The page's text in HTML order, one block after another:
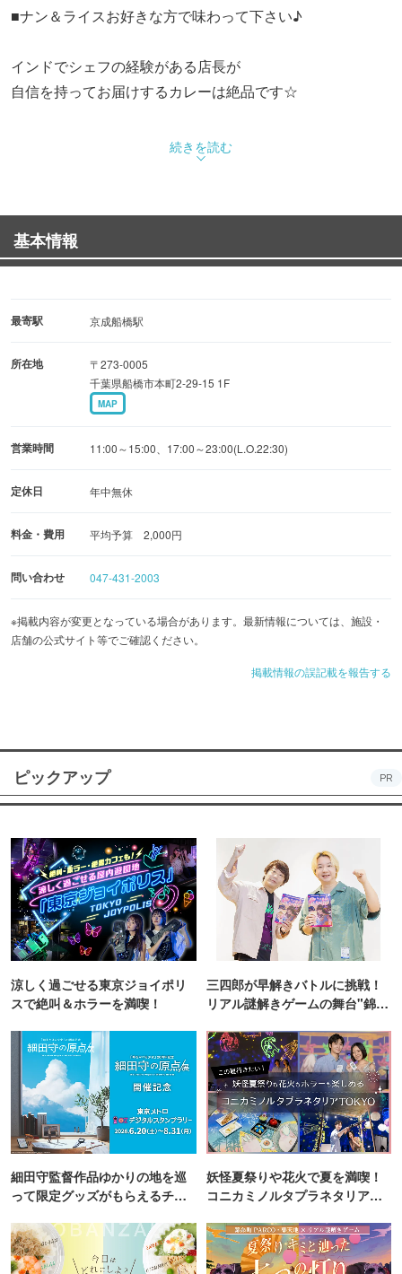
■ナン＆ライスお好きな方で味わって下さい♪
インドでシェフの経験がある店長が
自信を持ってお届けするカレーは絶品です☆
◎ランチもディナーもお得なセット◎
ナン＆ライスが食べ放題で提供しております。
◎食べ放題コース有◎
飲み放題2時間が付いた食べ放題プランを2,999円（税抜）
ご家族や仲間と有意義な時間をお過ごし下さい。
当店では化学調味料は一切使用しておりません。
また、手づくりにこだわっています。
辛さも選ぶことが出来ますのでお子様連れの方も安心です
☆
続きを読む
基本情報
最寄駅 京成船橋駅
所在地
〒273-0005
千葉県船橋市本町2-29-15 1F
MAP
営業時間 11:00～15:00、17:00～23:00(L.O.22:30)
定休日 年中無休
料金・費用 平均予算 2,000円
問い合わせ 047-431-2003
※掲載内容が変更となっている場合があります。最新情報については、施設・
店舗の公式サイト等でご確認ください。
掲載情報の誤記載を報告する
ピックアップ PR
涼しく過ごせる東京ジョイポリ
スで絶叫＆ホラーを満喫！
三四郎が早解きバトルに挑戦！
リアル謎解きゲームの舞台"錦糸
細田守監督作品ゆかりの地を巡
って限定グッズがもらえるチャ
妖怪夏祭りや花火で夏を満喫！
コニカミノルタプラネタリア